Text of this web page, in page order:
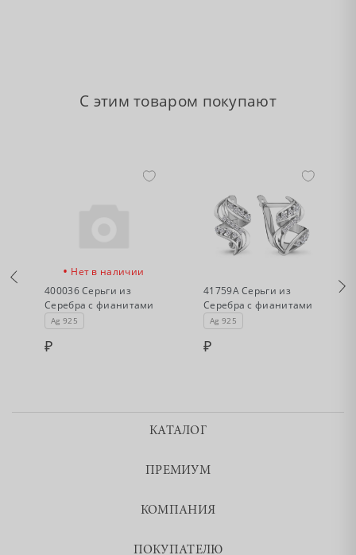
С этим товаром покупают
• Нет в наличии
400036 Серьги из
Серебра с фианитами
Ag 925
41759А Серьги из
Серебра с фианитами
Ag 925
КАТАЛОГ
ПРЕМИУМ
КОМПАНИЯ
ПОКУПАТЕЛЮ